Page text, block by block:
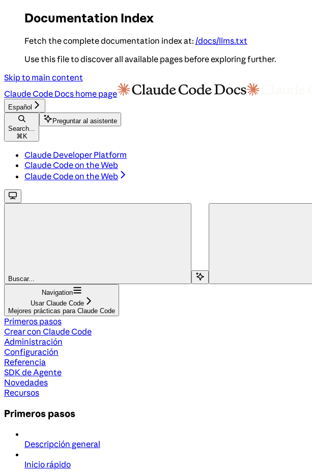
Documentation Index
Fetch the complete documentation index at: /docs/llms.txt
Use this file to discover all available pages before exploring further.
Skip to main content
Claude Code Docs home page
Español
Search...
⌘ K
Preguntar al asistente
Claude Developer Platform
Claude Code on the Web
Claude Code on the Web
Buscar...
Navigation
Usar Claude Code
Mejores prácticas para Claude Code
Primeros pasos
Crear con Claude Code
Administración
Configuración
Referencia
SDK de Agente
Novedades
Recursos
Primeros pasos
Descripción general
Inicio rápido